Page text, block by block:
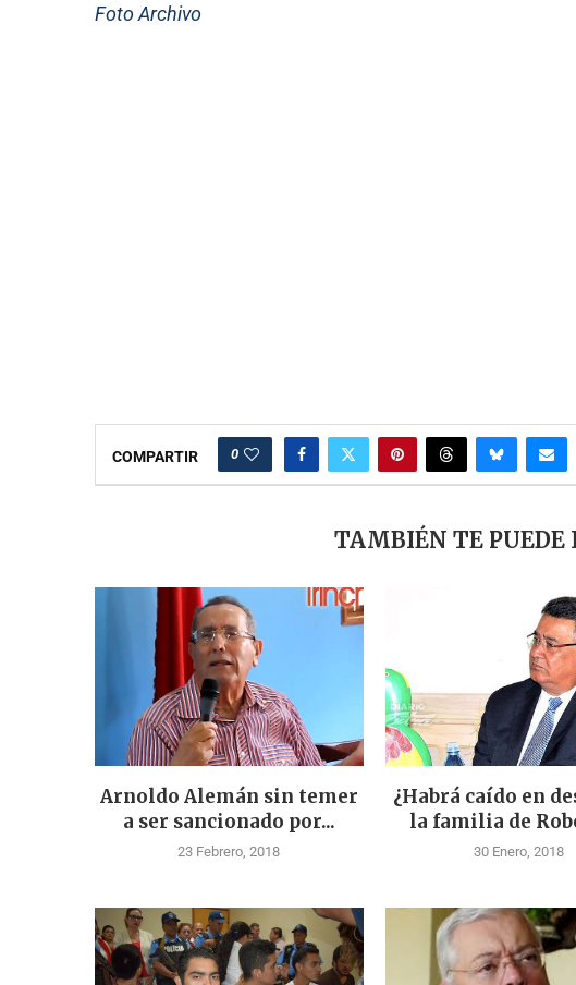
Foto Archivo
COMPARTIR 0
TAMBIÉN TE PUEDE
Arnoldo Alemán sin temer
a ser sancionado por...
23 Febrero, 2018
¿Habrá caído en
la familia de
30 Enero, 2018